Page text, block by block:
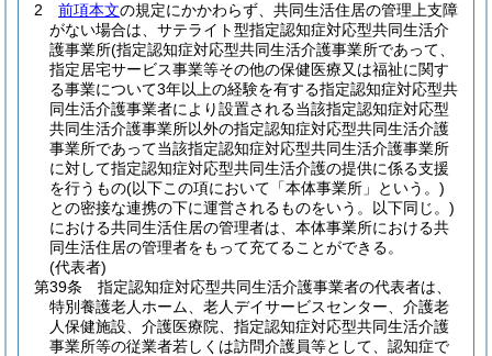
2
前項本文の規定にかかわらず、共同生活住居の管理上支障
がない場合は、サテライト型指定認知症対応型共同生活介
護事業所(指定認知症対応型共同生活介護事業所であって、
指定居宅サービス事業等その他の保健医療又は福祉に関す
る事業について3年以上の経験を有する指定認知症対応型共
同生活介護事業者により設置される当該指定認知症対応型
共同生活介護事業所以外の指定認知症対応型共同生活介護
事業所であって当該指定認知症対応型共同生活介護事業所
に対して指定認知症対応型共同生活介護の提供に係る支援
を行うもの(以下この項において「本体事業所」という。)
との密接な連携の下に運営されるものをいう。以下同じ。)
における共同生活住居の管理者は、本体事業所における共
同生活住居の管理者をもって充てることができる。
(代表者)
第39条
指定認知症対応型共同生活介護事業者の代表者は、
特別養護老人ホーム、老人デイサービスセンター、介護老
人保健施設、介護医療院、指定認知症対応型共同生活介護
事業所等の従業者若しくは訪問介護員等として、認知症で